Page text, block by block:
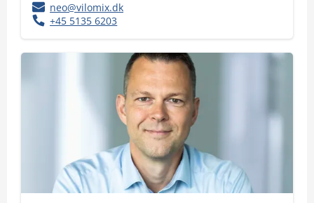
neo@vilomix.dk
+45 5135 6203